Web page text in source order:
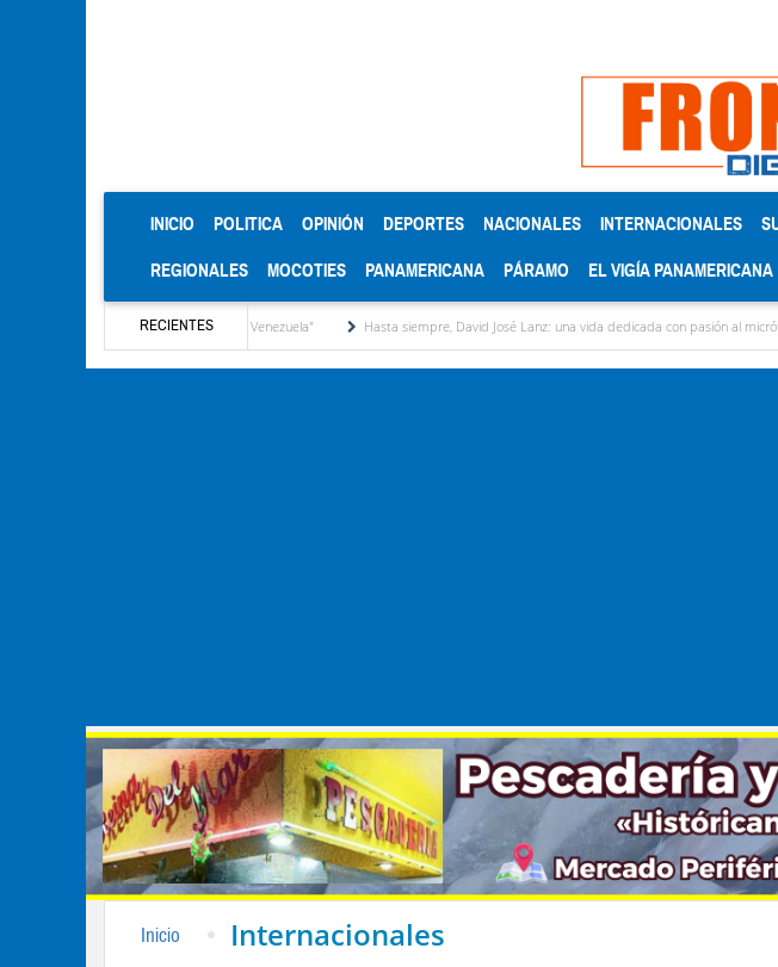
INICIO (CURRENT)
POLITICA OPINIÓN DEPORTES NACIONALES INTERNACIONALES
REGIONALES MOCOTIES PANAMERICANA PÁRAMO EL VIGÍA PANAMERICANA
RECIENTES
como "Municipio Modelo de Venezuela" Hasta siempre, David José Lanz: una vida dedicada con pasión al micrófono y a la
Inicio Internacionales